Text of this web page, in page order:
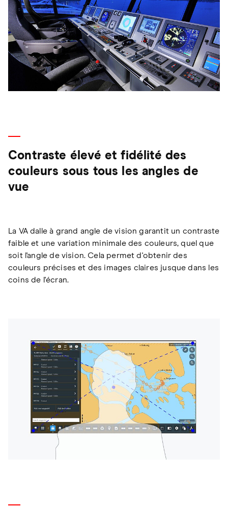
Contraste élevé et fidélité des
couleurs sous tous les angles de
vue
La VA dalle à grand angle de vision garantit un contraste
faible et une variation minimale des couleurs, quel que
soit l'angle de vision. Cela permet d'obtenir des
couleurs précises et des images claires jusque dans les
coins de l'écran.